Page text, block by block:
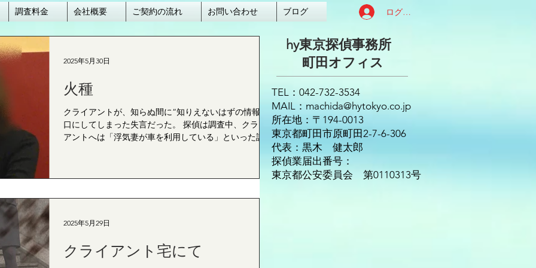
調査料金 会社概要 ご契約の流れ お問い合わせ ブログ ログイン
火種
クライアントが、知らぬ間に“知りえないはずの情報”を
口にしてしまった失言だった。 探偵は調査中、クライ
アントへは「浮気妻が車を利用している」といった詳細
な日々の行動まで報告している。浮気妻が車に乗ってい
たこと、そしてそれがこの日に限ってなかったことを、
2025年5月30日
クライアント宅にて
2025年5月29日
hy東京探偵事務所
​町田オフィス
TEL：042-732-3534
MAIL： machida@hytokyo.co.jp
所在地：〒194-0013
東京都町田市原町田2-7-6-306
代表：黒木 健太郎
探偵業届出番号：
東京都公安委員会 第0110313号